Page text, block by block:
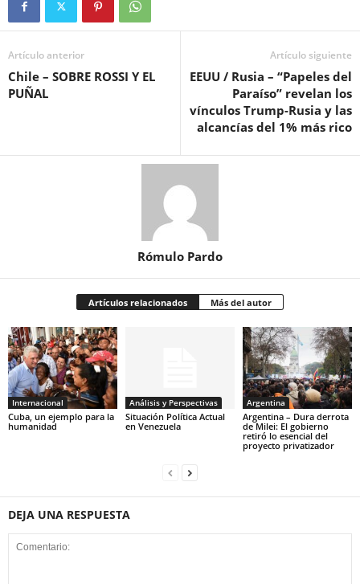
Artículo anterior
Chile – SOBRE ROSSI Y EL
PUÑAL
Artículo siguiente
EEUU / Rusia – “Papeles del
Paraíso” revelan los
vínculos Trump-Rusia y las
alcancías del 1% más rico
Rómulo Pardo
Artículos relacionados Más del autor
Internacional
Cuba, un ejemplo para la
humanidad
Análisis y Perspectivas
Situación Política Actual
en Venezuela
Argentina
Argentina – Dura derrota
de Milei: El gobierno
retiró lo esencial del
proyecto privatizador
DEJA UNA RESPUESTA